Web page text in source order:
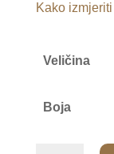
Kako
Veličina
Boja